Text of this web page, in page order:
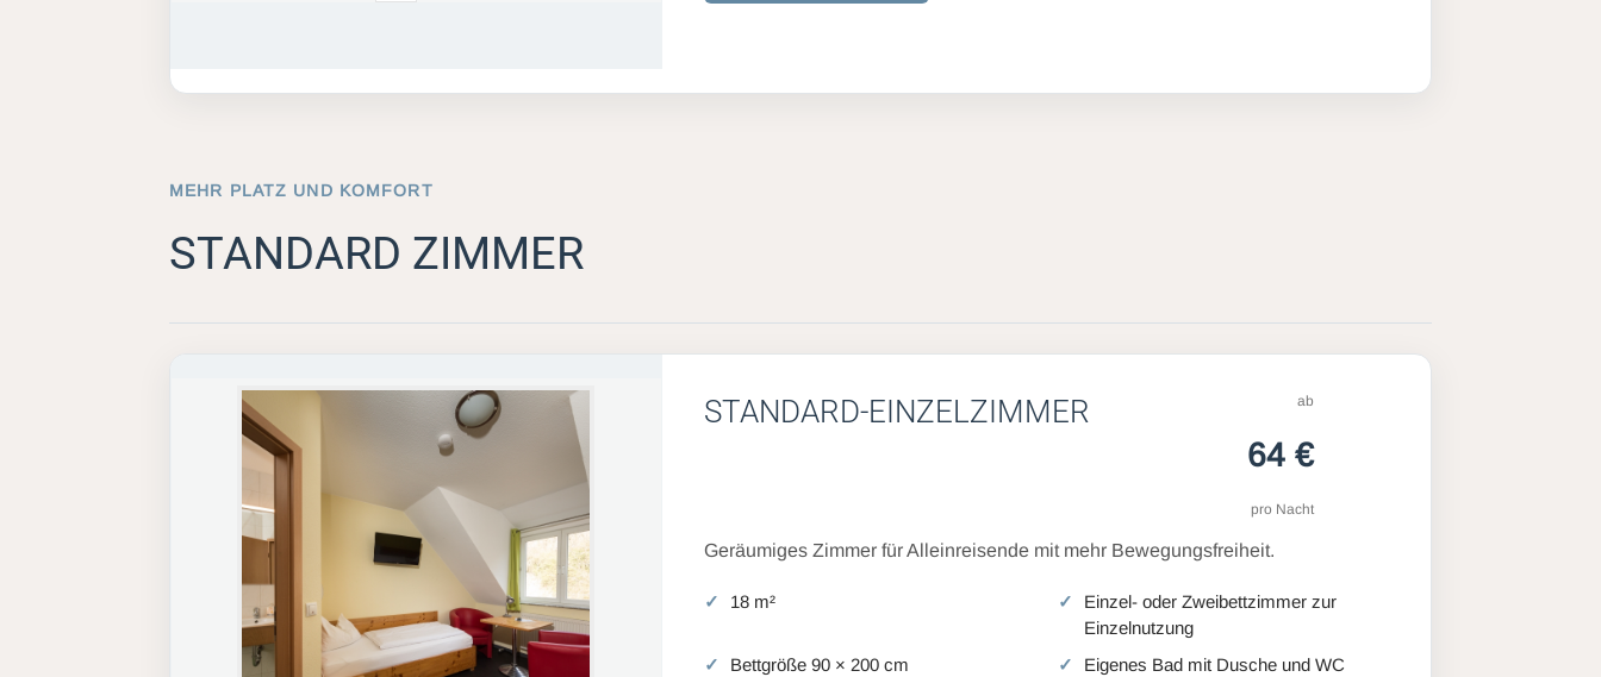
MEHR PLATZ UND KOMFORT
STANDARD ZIMMER
STANDARD-EINZELZIMMER ab
64 €
pro Nacht
Geräumiges Zimmer für Alleinreisende mit mehr Bewegungsfreiheit.
18 m²
Einzel- oder Zweibettzimmer zur
Einzelnutzung
Bettgröße 90 × 200 cm
Eigenes Bad mit Dusche und WC